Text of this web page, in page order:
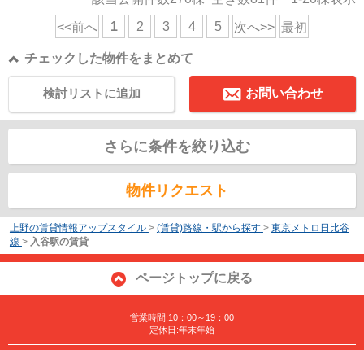
<<前へ 1 2 3 4 5 次へ>> 最初
チェックした物件をまとめて
お問い合わせ
検討リストに追加
さらに条件を絞り込む
物件リクエスト
上野の賃貸情報アップスタイル > (賃貸)路線・駅から探す > 東京メトロ日比谷
線 > 入谷駅の賃貸
ページトップに戻る
営業時間:10：00～19：00
定休日:年末年始